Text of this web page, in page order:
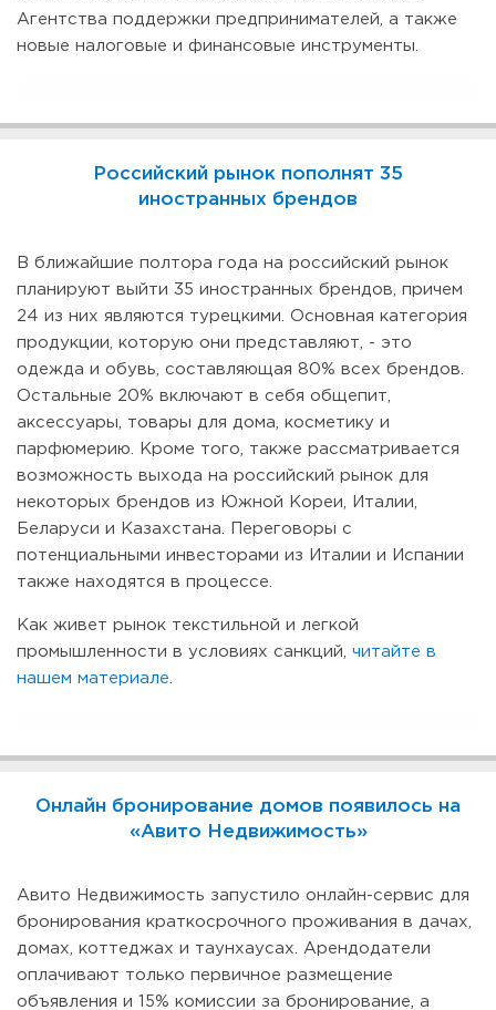
Агентства поддержки предпринимателей, а также
новые налоговые и финансовые инструменты.
Российский рынок пополнят 35
иностранных брендов
В ближайшие полтора года на российский рынок
планируют выйти 35 иностранных брендов, причем
24 из них являются турецкими. Основная категория
продукции, которую они представляют, - это
одежда и обувь, составляющая 80% всех брендов.
Остальные 20% включают в себя общепит,
аксессуары, товары для дома, косметику и
парфюмерию. Кроме того, также рассматривается
возможность выхода на российский рынок для
некоторых брендов из Южной Кореи, Италии,
Беларуси и Казахстана. Переговоры с
потенциальными инвесторами из Италии и Испании
также находятся в процессе.
Как живет рынок текстильной и легкой
промышленности в условиях санкций,
читайте в
нашем материале.
Онлайн бронирование домов появилось на
«Авито Недвижимость»
Авито Недвижимость запустило онлайн-сервис для
бронирования краткосрочного проживания в дачах,
домах, коттеджах и таунхаусах. Арендодатели
оплачивают только первичное размещение
объявления и 15% комиссии за бронирование, а